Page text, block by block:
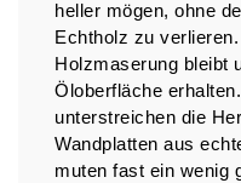
heller mögen, ohne
Echtholz zu
Holzmaserung bleibt
Öloberfläche
unterstreichen die
Wandplatten aus
muten fast ein wenig